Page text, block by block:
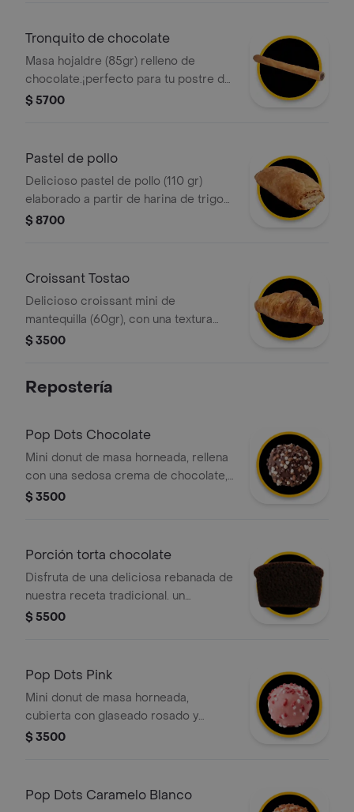
Tronquito de chocolate
Masa hojaldre (85gr) relleno de
chocolate.¡perfecto para tu postre del
dia!
$ 5700
Pastel de pollo
Delicioso pastel de pollo (110 gr)
elaborado a partir de harina de trigo
fortificada, grasa vegetal con relleno
$ 8700
Croissant Tostao
Delicioso croissant mini de
mantequilla (60gr), con una textura
crujiente por fuera y suave por
mantequilla. ¡perfecto para cualquier
$ 3500
Repostería
Pop Dots Chocolate
Mini donut de masa horneada, rellena
con una sedosa crema de chocolate,
cubierta con un glaseado de
aportan un contraste perfecto.
$ 3500
Porción torta chocolate
Disfruta de una deliciosa rebanada de
nuestra receta tradicional. un
bizcocho suave de cacao con capas
día.
$ 5500
Pop Dots Pink
Mini donut de masa horneada,
cubierta con glaseado rosado y
decoradas con grageas blancas y
$ 3500
Pop Dots Caramelo Blanco